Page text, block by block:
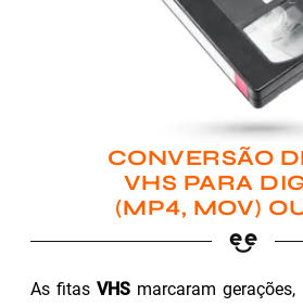
CONVERSÃO
VHS PARA
(MP4, MOV)
As fitasVHS marcaram